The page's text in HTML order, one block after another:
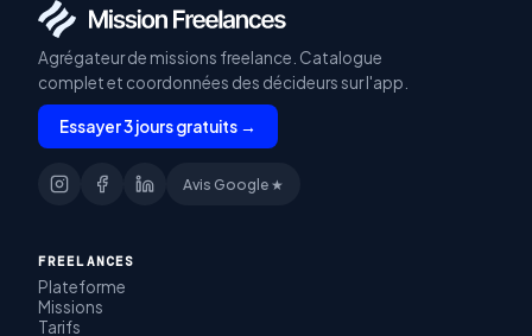
Agrégateur de missions freelance. Catalogue
complet et coordonnées des décideurs sur l'app.
Essayer 3 jours gratuits →
Avis Google ★
FREELANCES
Plateforme
Missions
Tarifs